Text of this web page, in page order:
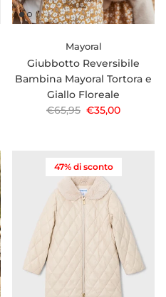
Mayoral
Giubbotto Reversibile
Bambina Mayoral Tortora e
Giallo Floreale
Prezzo normale
€65,95 Prezzo di
€35,00
47% di sconto